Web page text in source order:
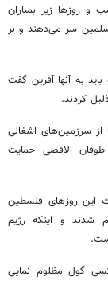
روزها زیر بمباران
سر می‌دهند و بر
به آنها آفرین گفت
کردند.
سرزمین‌های اشغالی
الاقصی حمایت
این روزهای فلسطین
شدند و اینکه رژیم
گول مظلوم نمایی